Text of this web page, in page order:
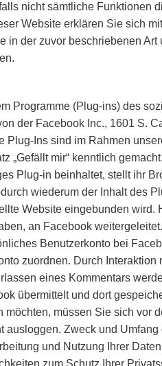
nicht sämtliche Funktionen
Website erklären Sie sich
in der zuvor beschriebenen
Programme (Plug-ins) des
der Facebook Inc., 1601 S.
Plug-Ins sind im Rahmen
„Gefällt mir“ kenntlich
Plug-in beinhaltet, stellt ihr
wiederum der Inhalt des
Website eingebunden wird.
an Facebook
Benutzerkonto bei
zuordnen. Durch
eines Kommentars
übermittelt und dort
möchten, müssen Sie sich vor
ausloggen. Zweck und
und Nutzung Ihrer